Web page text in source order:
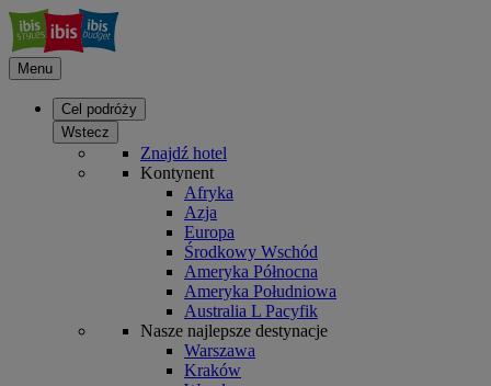
Menu
Cel podróży
Wstecz
Znajdź hotel
Kontynent
Afryka
Azja
Europa
Środkowy Wschód
Ameryka Północna
Ameryka Południowa
Australia L Pacyfik
Nasze najlepsze destynacje
Warszawa
Kraków